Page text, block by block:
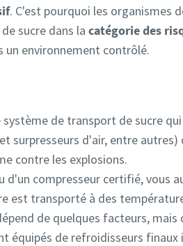
. C'est pourquoi les organismes
sucre dans la catégorie des
un environnement contrôlé.
système de transport de sucre
surpresseurs d'air, entre autres)
contre les explosions.
d'un compresseur certifié, vous
est transporté à des
de quelques facteurs, mais
équipés de refroidisseurs